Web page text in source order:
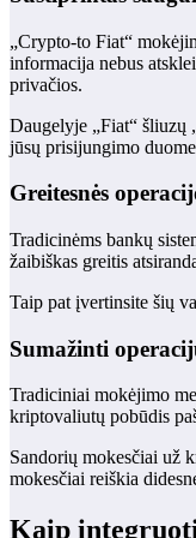
„Crypto-to Fiat“
informacija nebus
privačios.
Daugelyje „Fiat“ šliuzų
jūsų prisijungimo
Greitesnės
Tradicinėms bankų
žaibiškas greitis
Taip pat įvertinsite šių
Sumažinti
Tradiciniai mokėjimo
kriptovaliutų pobūdis
Sandorių mokesčiai už
mokesčiai reiškia
Kaip